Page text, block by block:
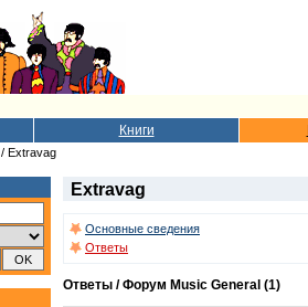
Книги
/ Extravag
Extravag
Основные сведения
Ответы
Ответы / Форум Music General (1)